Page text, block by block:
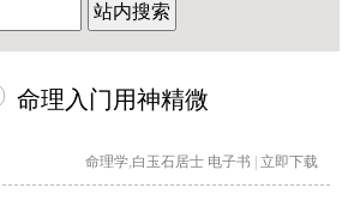
站内搜索
命理入门用神精微
命理学,白玉石居士 电子书 立即下载